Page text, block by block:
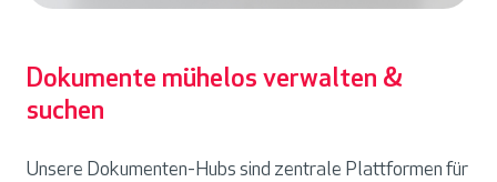
Dokumente mühelos verwalten &
suchen
Unsere Dokumenten-Hubs sind zentrale Plattformen für